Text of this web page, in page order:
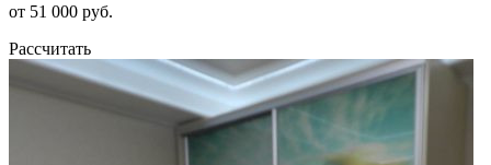
от 51 000 руб.
Рассчитать